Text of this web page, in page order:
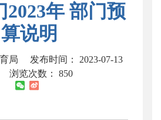
2023年 部门预
算说明
局
发布时间： 2023-07-13
浏览次数： 850